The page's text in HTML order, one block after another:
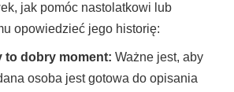
jak pomóc nastolatkowi lub
opowiedzieć jego historię:
to dobry moment: Ważne jest, aby
osoba jest gotowa do opisania